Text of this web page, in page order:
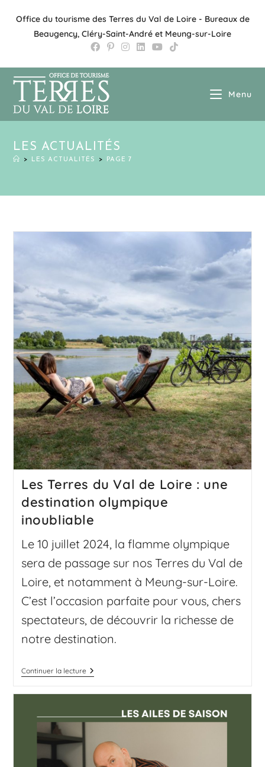
Office du tourisme des Terres du Val de Loire - Bureaux de
Beaugency, Cléry-Saint-André et Meung-sur-Loire
Menu
LES ACTUALITÉS
> LES ACTUALITÉS > PAGE 7
Les Terres du Val de Loire : une
destination olympique
inoubliable
Le 10 juillet 2024, la flamme olympique
sera de passage sur nos Terres du Val de
Loire, et notamment à Meung-sur-Loire.
C’est l’occasion parfaite pour vous, chers
spectateurs, de découvrir la richesse de
notre destination.
Continuer la lecture